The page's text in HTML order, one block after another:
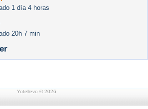
1 día 4 horas
20h 7 min
Yotellevo © 2026